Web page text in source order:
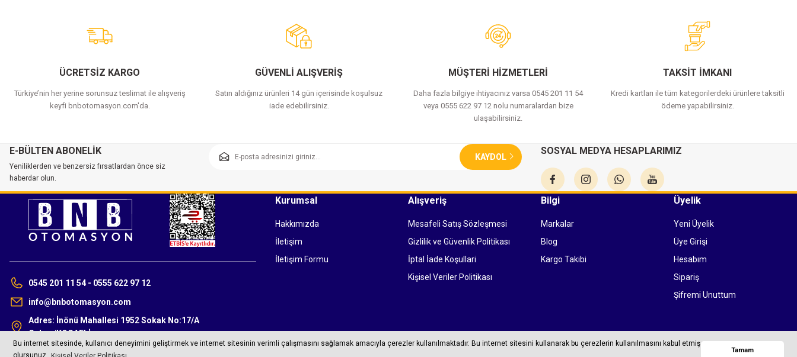
Bu internet sitesinde, kullanıcı deneyimini geliştirmek ve internet sitesinin verimli çalışmasını sağlamak amacıyla çerezler kullanılmaktadır. Bu internet sitesini kullanarak bu çerezlerin kullanılmasını kabul etmiş
Tamam
Whatsapp
ÜCRETSİZ KARGO
Türkiye’nin her yerine sorunsuz teslimat ile alışveriş
keyfi bnbotomasyon.com'da.
GÜVENLİ ALIŞVERİŞ
Satın aldığınız ürünleri 14 gün içerisinde koşulsuz
iade edebilirsiniz.
MÜŞTERİ HİZMETLERİ
Daha fazla bilgiye ihtiyacınız varsa 0545 201 11 54
veya 0555 622 97 12 nolu numaralardan bize
ulaşabilirsiniz.
TAKSİT İMKANI
Kredi kartları ile tüm kategorilerdeki ürünlere taksitli
ödeme yapabilirsiniz.
E-BÜLTEN ABONELİK
Yeniliklerden ve benzersiz fırsatlardan önce siz
haberdar olun.
KAYDOL
SOSYAL MEDYA HESAPLARIMIZ
0545 201 11 54 - 0555 622 97 12
info@bnbotomasyon.com
Adres: İnönü Mahallesi 1952 Sokak No:17/A
Gebze/KOCAELİ
Kurumsal
Hakkımızda
İletişim
İletişim Formu
Alışveriş
Mesafeli Satış Sözleşmesi
Gizlilik ve Güvenlik Politikası
İptal İade Koşullari
Kişisel Veriler Politikası
Bilgi
Markalar
Blog
Kargo Takibi
Üyelik
Yeni Üyelik
Üye Girişi
Hesabım
Sipariş
Şifremi Unuttum
©2023 bnbotomasyon.com Tüm Hakları Saklıdır. Tüm bilgileriniz 256bit SSL Sertifikası ile korunmaktadır.